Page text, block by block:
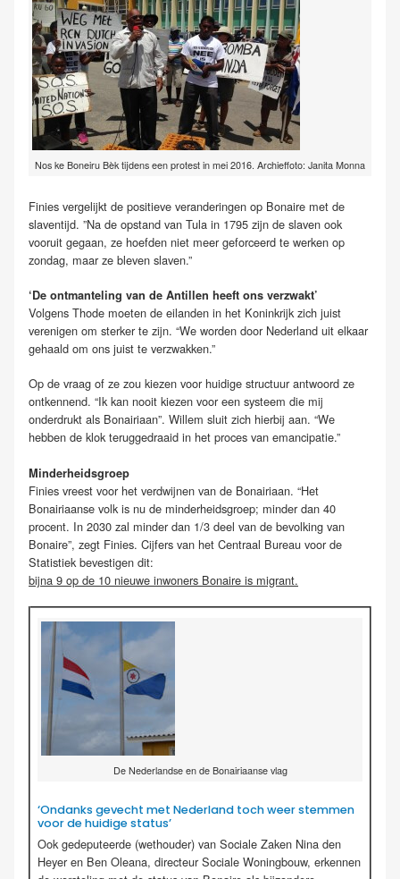
Nos ke Boneiru Bèk tijdens een protest in mei 2016. Archieffoto: Janita Monna
Finies vergelijkt de positieve veranderingen op Bonaire met de
slaventijd. ”Na de opstand van Tula in 1795 zijn de slaven ook
vooruit gegaan, ze hoefden niet meer geforceerd te werken op
zondag, maar ze bleven slaven.”
‘De ontmanteling van de Antillen heeft ons verzwakt’
Volgens Thode moeten de eilanden in het Koninkrijk zich juist
verenigen om sterker te zijn. “We worden door Nederland uit elkaar
gehaald om ons juist te verzwakken.”
Op de vraag of ze zou kiezen voor huidige structuur antwoord ze
ontkennend. “Ik kan nooit kiezen voor een systeem die mij
onderdrukt als Bonairiaan”. Willem sluit zich hierbij aan. “We
hebben de klok teruggedraaid in het proces van emancipatie.”
Minderheidsgroep
Finies vreest voor het verdwijnen van de Bonairiaan. “Het
Bonairiaanse volk is nu de minderheidsgroep; minder dan 40
procent. In 2030 zal minder dan 1/3 deel van de bevolking van
Bonaire”, zegt Finies. Cijfers van het Centraal Bureau voor de
Statistiek bevestigen dit:
bijna 9 op de 10 nieuwe inwoners Bonaire is migrant.
De Nederlandse en de Bonairiaanse vlag
‘Ondanks gevecht met Nederland toch weer stemmen
voor de huidige status’
Ook gedeputeerde (wethouder) van Sociale Zaken Nina den
Heyer en Ben Oleana, directeur Sociale Woningbouw, erkennen